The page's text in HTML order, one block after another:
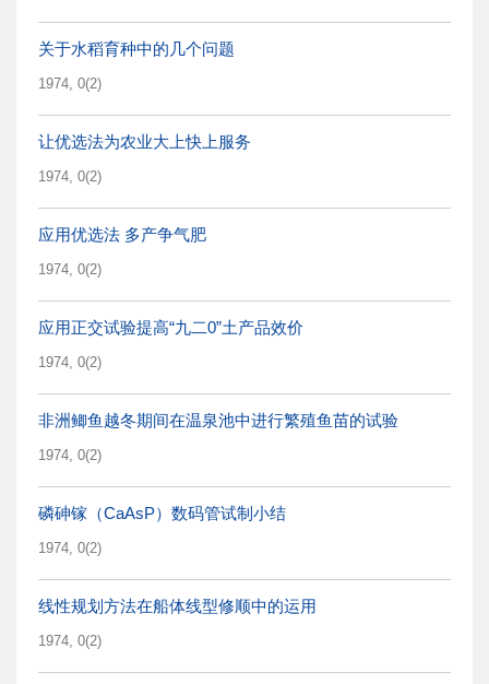
关于水稻育种中的几个问题
1974, 0(2)
让优选法为农业大上快上服务
1974, 0(2)
应用优选法 多产争气肥
1974, 0(2)
应用正交试验提高“九二0”土产品效价
1974, 0(2)
非洲鲫鱼越冬期间在温泉池中进行繁殖鱼苗的试验
1974, 0(2)
磷砷镓（CaAsP）数码管试制小结
1974, 0(2)
线性规划方法在船体线型修顺中的运用
1974, 0(2)